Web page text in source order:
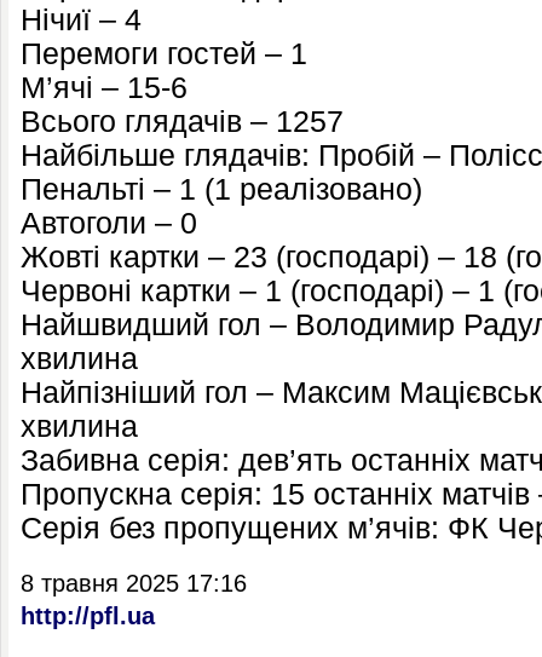
Нічиї – 4
Перемоги гостей – 1
М’ячі – 15-6
Всього глядачів – 1257
Найбільше глядачів: Пробій –
Пенальті – 1 (1 реалізовано)
Автоголи – 0
Жовті картки – 23 (господарі) – 18
Червоні картки – 1 (господарі) – 1
Найшвидший гол – Володимир
хвилина
Найпізніший гол – Максим
хвилина
Забивна серія: дев’ять останніх
Пропускна серія: 15 останніх
Серія без пропущених м’ячів: ФК
8 травня 2025 17:16
http://pfl.ua